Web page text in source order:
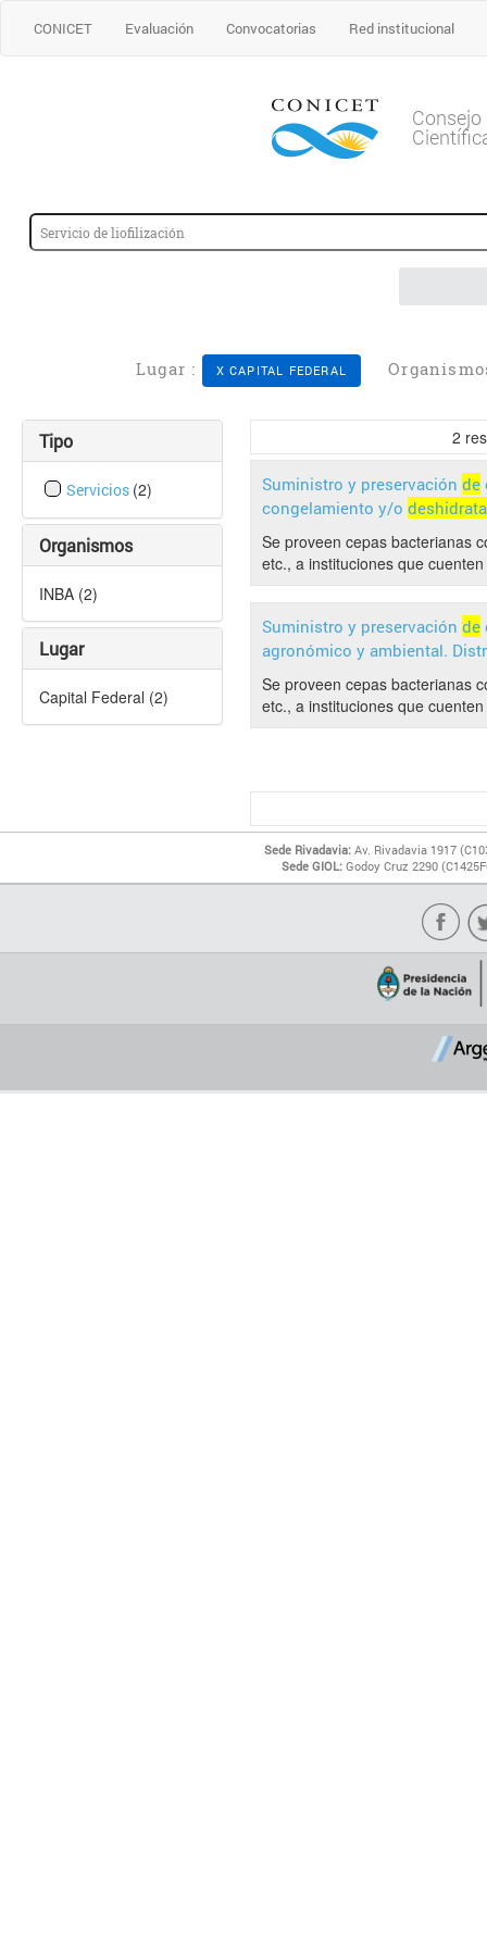
CONICET Evaluación Convocatorias Red institucional
Lugar : X CAPITAL FEDERAL
Tipo
Servicios (2)
Organismos
INBA (2)
Lugar
Capital Federal (2)
2
Suministro y preservación de
congelamiento y/o
Se proveen cepas bacterianas
etc., a instituciones que
Suministro y preservación de
agronómico y ambiental.
Se proveen cepas bacterianas
etc., a instituciones que
Sede Rivadavia: Av. Rivadavia 1917
Sede GIOL: Godoy Cruz 2290